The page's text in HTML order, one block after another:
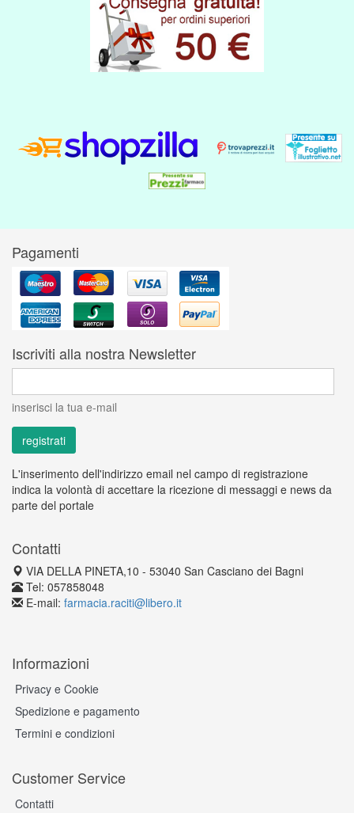
Pagamenti
Iscriviti alla nostra Newsletter
inserisci la tua e-mail
L'inserimento dell'indirizzo email nel campo di registrazione
indica la volontà di accettare la ricezione di messaggi e news da
parte del portale
Contatti
VIA DELLA PINETA,10 - 53040 San Casciano dei Bagni
Tel: 057858048
E-mail: farmacia.raciti@libero.it
Informazioni
Privacy e Cookie
Spedizione e pagamento
Termini e condizioni
Customer Service
Contatti